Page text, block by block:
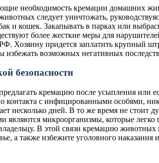
необходимость кремации домашних
следует уничтожать,
и кошек. Закапывать в парках или
более жесткие меры для
Хозяину придется заплатить крупный
возможных негативных
безопасности
кремацию после усыпления или
контакта с инфицированными особями,
несколько дней. В то же время не
являются микроорганизмы, которые
В этой связи кремацию
а также избежите уголовного наказания